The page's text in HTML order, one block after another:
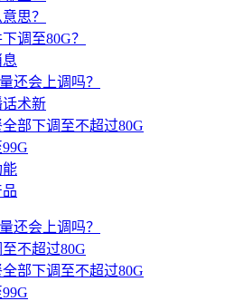
思？
调至80G？
还会上调吗？
术新
部下调至不超过80G
能
还会上调吗？
不超过80G
部下调至不超过80G